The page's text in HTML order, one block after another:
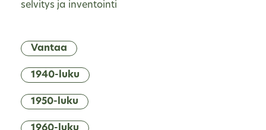
selvitys ja inventointi
Vantaa
1940-luku
1950-luku